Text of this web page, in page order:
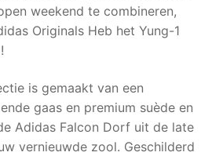
weekend te combineren,
Originals Heb het Yung-1
is gemaakt van een
gaas en premium suède en
Adidas Falcon Dorf uit de late
vernieuwde zool. Geschilderd